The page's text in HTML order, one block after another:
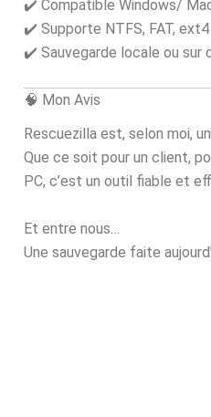
✔️ Compatible Windows/
✔️ Supporte NTFS, FAT,
✔️ Sauvegarde locale ou sur
🧠 Mon Avis
Rescuezilla est, selon moi,
Que ce soit pour un client,
PC, c’est un outil fiable et
Et entre nous…
Une sauvegarde faite